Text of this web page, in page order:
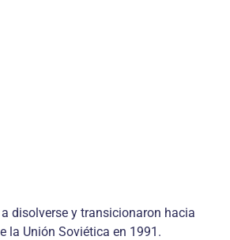
disolverse y transicionaron hacia
la Unión Soviética en 1991.